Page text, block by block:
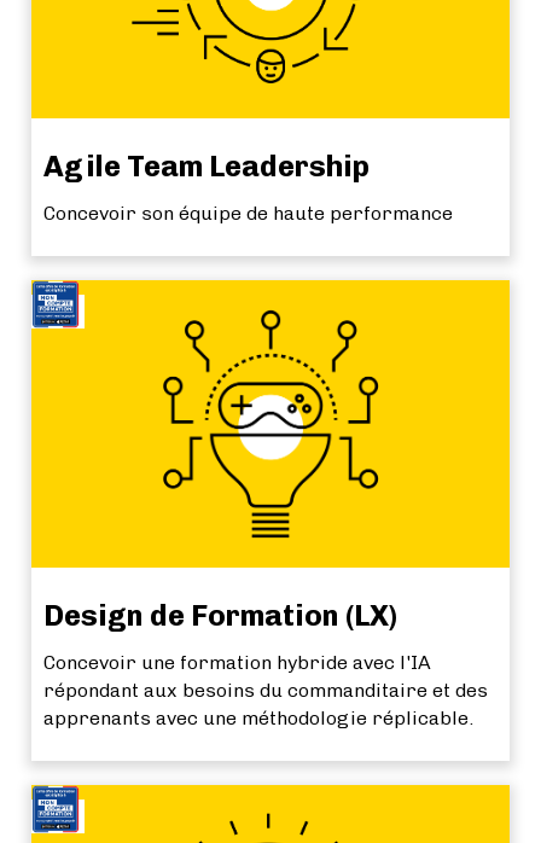
Agile Team Leadership
Concevoir son équipe de haute performance
NEW
Design de Formation (LX)
Concevoir une formation hybride avec l'IA
répondant aux besoins du commanditaire et des
apprenants avec une méthodologie réplicable.
NEW